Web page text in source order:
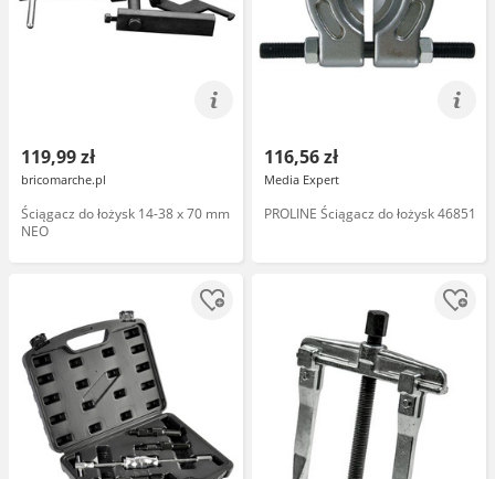
119,99 zł
bricomarche.pl
Ściągacz do łożysk 14-38 x 70 mm
NEO
116,56 zł
Media Expert
PROLINE Ściągacz do łożysk 46851